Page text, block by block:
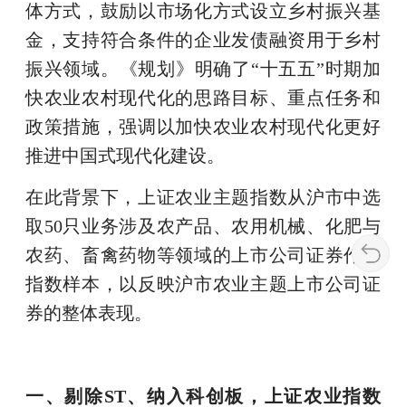
体方式，鼓励以市场化方式设立乡村振兴基
金，支持符合条件的企业发债融资用于乡村
振兴领域。《规划》明确了“十五五”时期加
快农业农村现代化的思路目标、重点任务和
政策措施，强调以加快农业农村现代化更好
推进中国式现代化建设。
在此背景下，上证农业主题指数从沪市中选
取50只业务涉及农产品、农用机械、化肥与
农药、畜禽药物等领域的上市公司证券作为
指数样本，以反映沪市农业主题上市公司证
券的整体表现。
一、剔除ST、纳入科创板，上证农业指数